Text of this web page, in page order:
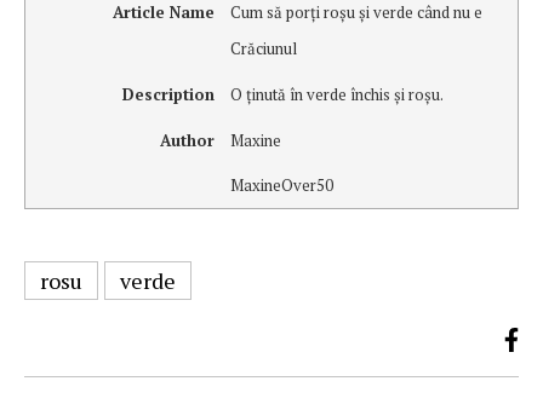
Article Name
Cum să porţi roşu şi verde când nu e
Crăciunul
Description O ţinută în verde închis şi roşu.
Author Maxine
MaxineOver50
rosu verde